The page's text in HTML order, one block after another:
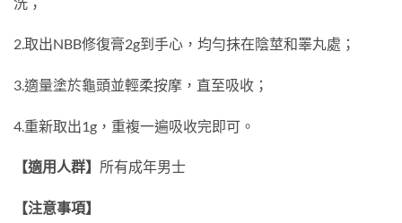
2.取出NBB修復膏2g到手心，均勻抹在陰莖和睪丸處；
3.適量塗於龜頭並輕柔按摩，直至吸收；
4. 重新取出1g ，重複一遍吸收完即可。
【適用人群】 所有成年男士
【注意事項】